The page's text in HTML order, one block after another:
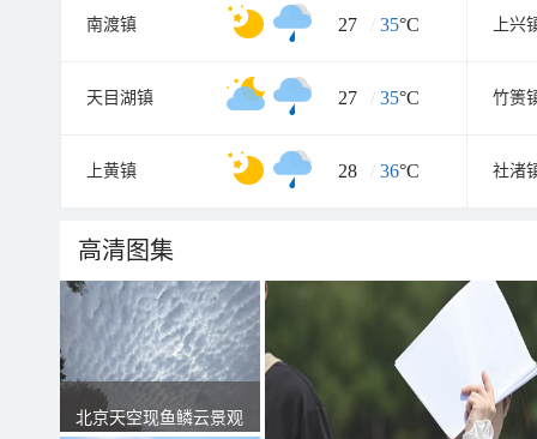
南渡镇 27 / 35°C 上兴
天目湖镇 27 / 35°C 竹箦
上黄镇 28 / 36°C 社渚
高清图集
北京天空现鱼鳞云景观